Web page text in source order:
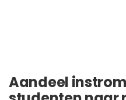
Aandeel